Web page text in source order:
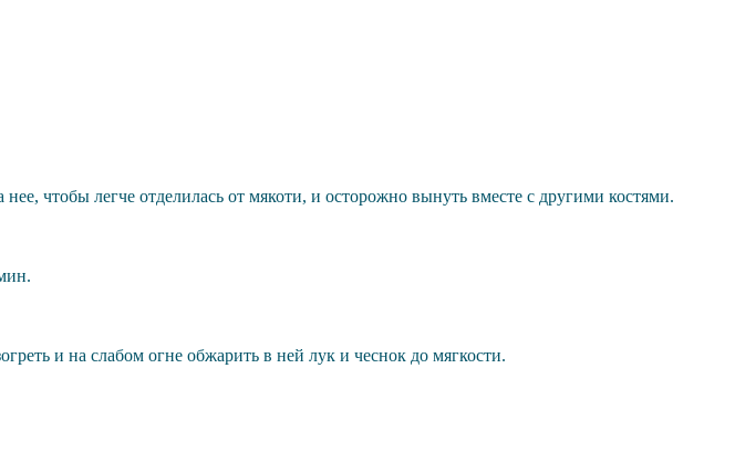
чтобы легче отделилась от мякоти, и осторожно вынуть вместе с другими костями.
и на слабом огне обжарить в ней лук и чеснок до мягкости.